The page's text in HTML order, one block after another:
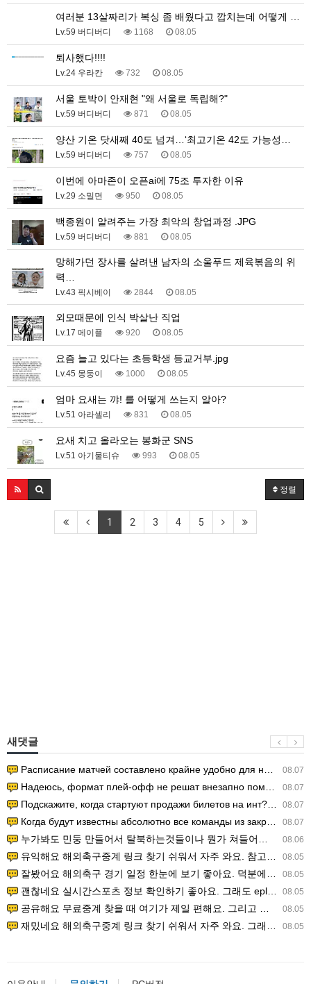
여러분 13살짜리가 복싱 좀 배웠다고 깝치는데 어떻게 …
Lv.59 버디버디 1168 08.05
퇴사했다!!!!
Lv.24 우라칸 732 08.05
서울 토박이 안재현 "왜 서울로 독립해?"
Lv.59 버디버디 871 08.05
양산 기온 닷새째 40도 넘겨…‘최고기온 42도 가능성…
Lv.59 버디버디 757 08.05
이번에 아마존이 오픈ai에 75조 투자한 이유
Lv.29 소밀면 950 08.05
백종원이 알려주는 가장 최악의 창업과정 .JPG
Lv.59 버디버디 881 08.05
망해가던 장사를 살려낸 남자의 소울푸드 제육볶음의 위
력…
Lv.43 픽시베이 2844 08.05
외모때문에 인식 박살난 직업
Lv.17 메이플 920 08.05
요즘 늘고 있다는 초등학생 등교거부.jpg
Lv.45 몽둥이 1000 08.05
엄마 요새는 꺄! 를 어떻게 쓰는지 알아?
Lv.51 아라셀리 831 08.05
요새 치고 올라오는 봉화군 SNS
Lv.51 아기물티슈 993 08.05
정렬
1 2 3 4 5
새댓글
08.07
Расписание матчей составлено крайне удобно для нашего часово…
08.07
Надеюсь, формат плей-офф не решат внезапно поменять. https:/…
08.07
Подскажите, когда стартуют продажи билетов на инт? https://g…
08.07
Когда будут известны абсолютно все команды из закрытых квали…
08.06
누가봐도 민둥 만들어서 탈북하는것들이나 뭔가 쳐들어오는 낌새를 미리 알아차리기 위함이지 저걸 전쟁준비라고 하…
08.05
유익해요 해외축구중계 링크 찾기 쉬워서 자주 와요. 참고로 무료스포츠중계 정보 확인할 때 출처 꼭 체크해요.…
08.05
잘봤어요 해외축구 경기 일정 한눈에 보기 좋아요. 덕분에 epl중계 볼 때 공식 중계 채널 먼저 찾아봐요. …
08.05
괜찮네요 실시간스포츠 정보 확인하기 좋아요. 그래도 epl중계 볼 때 공식 중계 채널 먼저 찾아봐요. 북마크…
08.05
공유해요 무료중계 찾을 때 여기가 제일 편해요. 그리고 무료스포츠중계 정보 확인할 때 출처 꼭 체크해요. 앞…
08.05
재밌네요 해외축구중계 링크 찾기 쉬워서 자주 와요. 그래서 해외축구중계도 정식 서비스로 봐야 안전해요. 다음…